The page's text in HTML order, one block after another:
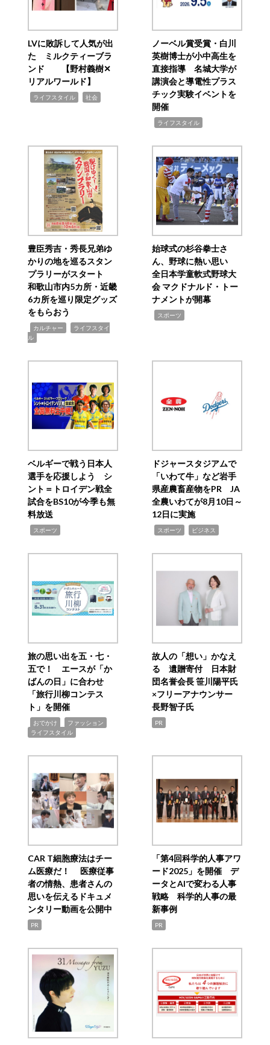
LVに敗訴して人気が出
た ミルクティーブラ
ンド 【野村義樹✕
リアルワールド】
ライフスタイル 社会
ノーベル賞受賞・白川
英樹博士が小中高生を
直接指導 名城大学が
講演会と導電性プラス
チック実験イベントを
開催
ライフスタイル
豊臣秀吉・秀長兄弟ゆ
かりの地を巡るスタン
プラリーがスタート
和歌山市内5カ所・近畿
6カ所を巡り限定グッズ
をもらおう
カルチャー
ライフスタイ
ル
始球式の杉谷拳士さ
ん、野球に熱い思い
全日本学童軟式野球大
会 マクドナルド・トー
ナメントが開幕
スポーツ
ベルギーで戦う日本人
選手を応援しよう シ
ント＝トロイデン戦全
試合をBS10が今季も無
料放送
スポーツ
ドジャースタジアムで
「いわて牛」など岩手
県産農畜産物をPR JA
全農いわてが8月10日～
12日に実施
スポーツ ビジネス
旅の思い出を五・七・
五で！ エースが「か
ばんの日」に合わせ
「旅行川柳コンテス
ト」を開催
おでかけ ファッション
ライフスタイル
故人の「想い」かなえ
る 遺贈寄付 日本財
団名誉会長 笹川陽平氏
×フリーアナウンサー
長野智子氏
PR
CAR T細胞療法はチー
ム医療だ！ 医療従事
者の情熱、患者さんの
思いを伝えるドキュメ
ンタリー動画を公開中
PR
「第4回科学的人事アワ
ード2025」を開催 デ
ータとAIで変わる人事
戦略 科学的人事の最
新事例
PR